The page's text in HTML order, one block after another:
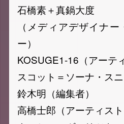
石橋素＋真鍋大度
（メディアデザイナ
ー）
KOSUGE1-16（アーテ
スコット＝ソーナ・ス
鈴木明（編集者）
高橋士郎（アーティスト